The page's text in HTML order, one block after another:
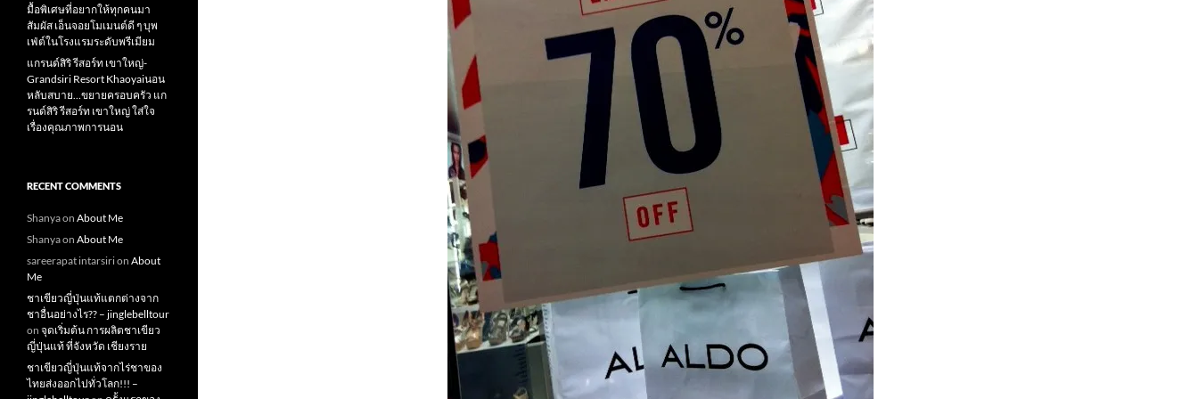
มื้อพิเศษที่อยากให้ทุกคนมา
สัมผัส เอ็นจอยโมเมนต์ดี ๆ บุพ
เฟ่ต์ในโรงแรมระดับพรีเมียม
แกรนด์สิริ​ รีสอร์ท​ เขาใหญ่​-
Grandsiri​ Resort​ Khaoyaiนอน
หลับสบาย…ขยายครอบครัว แก
รนด์สิริ รีสอร์ท เขาใหญ่ ใส่ใจ
เรื่องคุณภาพการนอน
RECENT COMMENTS
Shanyaon About Me
Shanyaon About Me
sareerapat intarsirion About
Me
ชาเขียวญี่ปุ่นแท้แตกต่างจาก
ชาอื่นอย่างไร?? – jinglebelltour
on จุดเริ่มต้น การผลิตชาเขียว
ญี่ปุ่นแท้ ที่จังหวัด เชียงราย
ชาเขียวญี่ปุ่นแท้จากไร่ชาของ
ไทยส่งออกไปทั่วโลก!!! –